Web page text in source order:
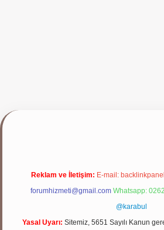
Reklam ve İletişim: E-mail:
forumhizmeti@gmail.com Whatsapp:
@karabul
Yasal Uyarı: Sitemiz, 5651 Sayılı Kanun